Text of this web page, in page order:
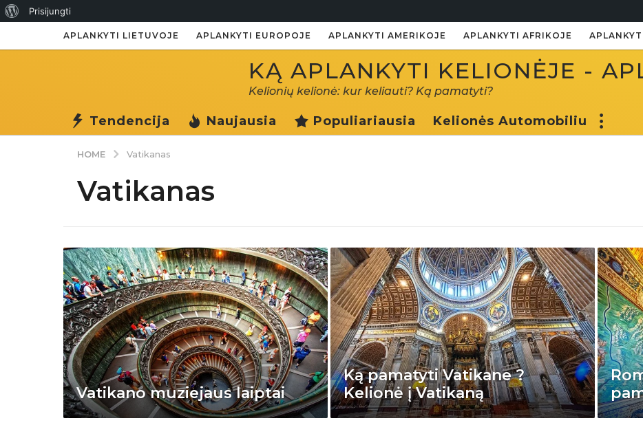
ApiePrisijungti
APLANKYTI LIETUVOJE APLANKYTI EUROPOJE APLANKYTI AMERIKOJE APLANKYTI AFRIKOJE
KĄ APLANKYTI KELIONĖJE -
Kelionių kelionė: kur keliauti? Ką pamatyti?
Tendencija Naujausia Populiariausia Kelionės Automobiliu
HOME Vatikanas
Vatikanas
Vatikano muziejaus laiptai
Ką pamatyti Vatikane ?
Kelionė į Vatikaną